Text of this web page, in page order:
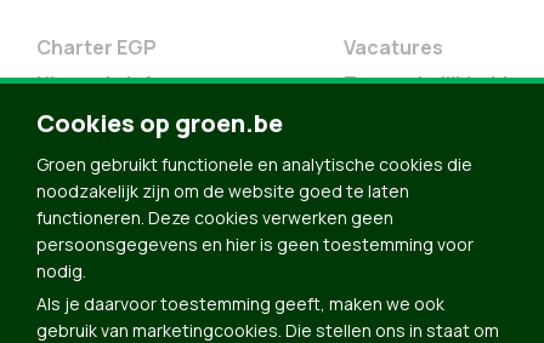
Charter EGP
Nieuwsbrief
Doe Mee
Contact
Groen in je buurt
Meldpunt
Vacatures
Toegankelijkheid
Word lid
Agenda
Cookies op groen.be
Groen gebruikt functionele en analytische cookies die
noodzakelijk zijn om de website goed te laten
functioneren. Deze cookies verwerken geen
persoonsgegevens en hier is geen toestemming voor
nodig.
Als je daarvoor toestemming geeft, maken we ook
gebruik van marketingcookies. Die stellen ons in staat om